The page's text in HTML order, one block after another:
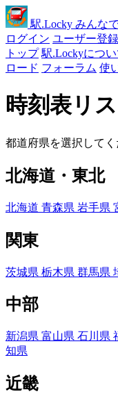
駅.Locky みんな
ログイン ユーザー登録
トップ 駅.Lockyについ
ロード フォーラム 使
時刻表リ
都道府県を選択してく
北海道・東北
北海道 青森県 岩手県
関東
茨城県 栃木県 群馬県
中部
新潟県 富山県 石川県
知県
近畿